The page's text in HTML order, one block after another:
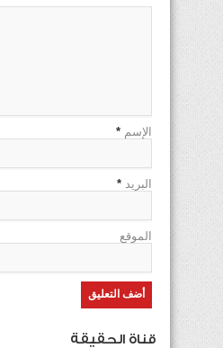
الإسم *
البريد *
الموقع
قناة الحقيقة